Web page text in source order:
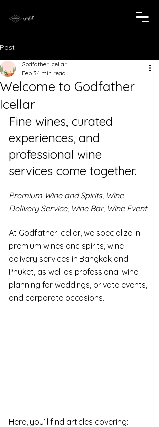
Post
Welcome to Godfather
Icellar
Godfather Icellar
Feb 3 1 min read
Fine wines, curated
experiences, and
professional wine
services come together.
Premium Wine and Spirits, Wine
Delivery Service, Wine Bar, Wine Event
At Godfather Icellar, we specialize in
premium wines and spirits, wine
delivery services in Bangkok and
Phuket, as well as professional wine
planning for weddings, private events,
and corporate occasions.
Here, you’ll find articles covering: